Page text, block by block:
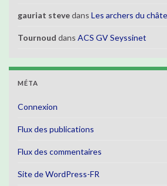
gauriat stevedans Les archers du
Tournoud dans ACS GV Seyssinet
MÉTA
Connexion
Flux des publications
Flux des commentaires
Site de WordPress-FR